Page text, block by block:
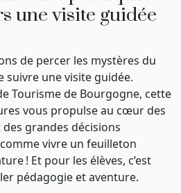
une visite guidée
de percer les mystères du
suivre une visite guidée.
Tourisme de Bourgogne, cette
vous propulse au cœur des
grandes décisions
vivre un feuilleton
! Et pour les élèves, c’est
pédagogie et aventure.